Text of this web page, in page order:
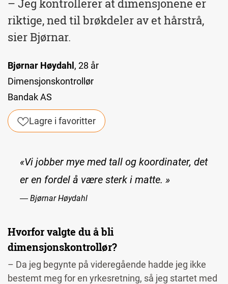
– Jeg kontrollerer at dimensjonene er
riktige, ned til brøkdeler av et hårstrå,
sier Bjørnar.
Bjørnar Høydahl , 28 år
Dimensjonskontrollør
Bandak AS
Lagre i favoritter
«Vi jobber mye med tall og koordinater, det
er en fordel å være sterk i matte. »
― Bjørnar Høydahl
Hvorfor valgte du å bli
dimensjonskontrollør?
– Da jeg begynte på videregående hadde jeg ikke
bestemt meg for en yrkesretning, så jeg startet med